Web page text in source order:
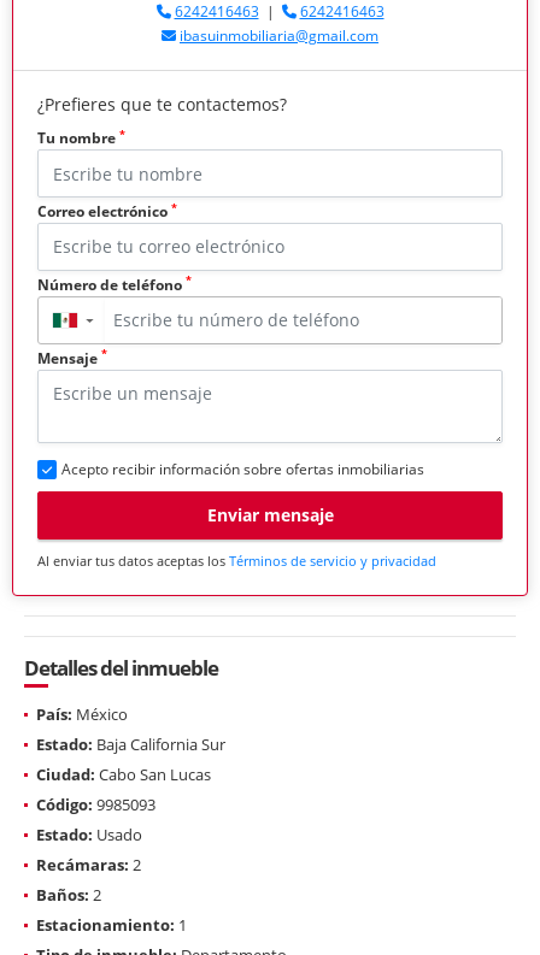
6242416463|
6242416463
ibasuinmobiliaria@gmail.com
¿Prefieres que te contactemos?
Tu nombre *
Correo electrónico *
Número de teléfono *
▼
Mensaje *
Acepto recibir información sobre ofertas inmobiliarias
Enviar mensaje
Al enviar tus datos aceptas los Términos de servicio y privacidad
Detalles del inmueble
País: México
Estado: Baja California Sur
Ciudad: Cabo San Lucas
Código: 9985093
Estado: Usado
Recámaras: 2
Baños: 2
Estacionamiento: 1